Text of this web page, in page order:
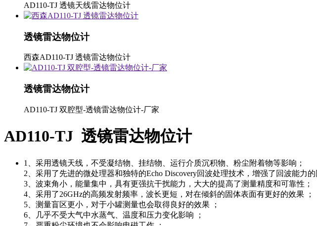
AD110-TJ 透镜天线雷达物位计
透镜雷达物位计
西森AD110-TJ 透镜雷达物位计
透镜雷达物位计
AD110-TJ 双腔型-透镜雷达物位计-厂家
AD110-TJ 透镜雷达物位计
1、采用透镜天线，不受凝结物、挂结物、运行介质沉积物、粉尘附着物等影响；
2、采用了先进的微处理器和独特的Echo Discovery回波处理技术，增强了回波能力
3、波束角小，能量集中，具有更强抗干扰能力，大大的提高了测量精度和可靠性；
4、采用了26GHz的高频发射频率，波长更短，对在倾斜的固体表面有更好的效果 ；
5、测量盲区更小，对于小罐测量也会取得良好的效果 ；
6、几乎不受大气中水蒸气、温度和压力变化影响 ；